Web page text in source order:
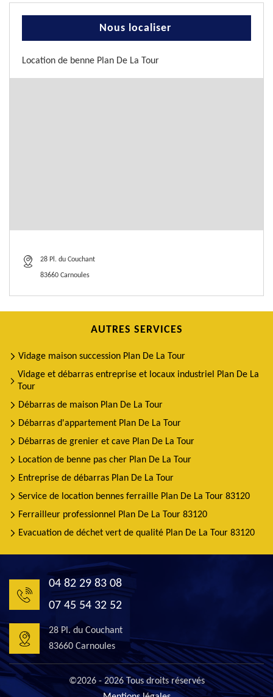
Nous localiser
Location de benne Plan De La Tour
28 Pl. du Couchant
83660 Carnoules
AUTRES SERVICES
Vidage maison succession Plan De La Tour
Vidage et débarras entreprise et locaux industriel Plan De La
Tour
Débarras de maison Plan De La Tour
Débarras d'appartement Plan De La Tour
Débarras de grenier et cave Plan De La Tour
Location de benne pas cher Plan De La Tour
Entreprise de débarras Plan De La Tour
Service de location bennes ferraille Plan De La Tour 83120
Ferrailleur professionnel Plan De La Tour 83120
Evacuation de déchet vert de qualité Plan De La Tour 83120
04 82 29 83 08
07 45 54 32 52
28 Pl. du Couchant
83660 Carnoules
©2026 - 2026 Tous droits réservés